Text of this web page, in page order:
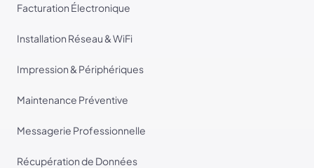
Facturation Électronique
Installation Réseau & WiFi
Impression & Périphériques
Maintenance Préventive
Messagerie Professionnelle
Récupération de Données